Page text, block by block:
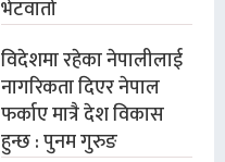
भेटवार्ता
विदेशमा रहेका नेपालीलाई
नागरिकता दिएर नेपाल
फर्काए मात्रै देश विकास
हुन्छ : पुनम गुरुङ